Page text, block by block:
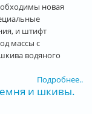
новая
и штифт
массы с
водяного
Подробнее..
и шкивы.